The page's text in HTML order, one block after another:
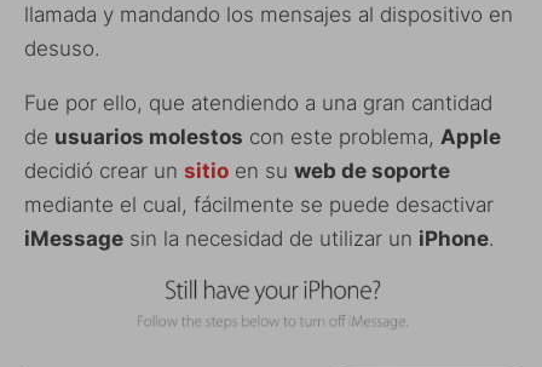
llamada y mandando los mensajes al dispositivo en
desuso.
Fue por ello, que atendiendo a una gran cantidad
de usuarios molestos con este problema, Apple
decidió crear un sitio en su web de soporte
mediante el cual, fácilmente se puede desactivar
iMessage sin la necesidad de utilizar un iPhone.